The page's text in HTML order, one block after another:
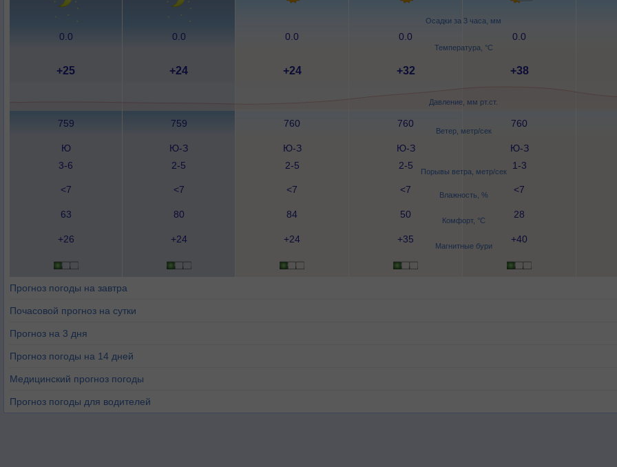
Осадки за 3 часа, мм
Температура, °C
Давление, мм рт.ст.
Ветер, метр/сек
Порывы ветра, метр/сек
Влажность, %
Комфорт, °C
Магнитные бури
0.0 0.0 0.0 0.0 0.0
+25 +24 +24 +32 +38
759 759 760 760 760
Ю
3-6
Ю-З
2-5
Ю-З
2-5
Ю-З
2-5
Ю-З
1-3
<7 <7 <7 <7 <7
63 80 84 50 28
+26 +24 +24 +35 +40
Прогноз погоды на завтра
Почасовой прогноз на сутки
Прогноз на 3 дня
Прогноз погоды на 14 дней
Медицинский прогноз погоды
Прогноз погоды для водителей